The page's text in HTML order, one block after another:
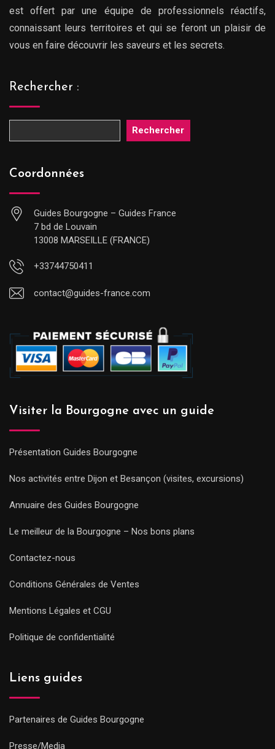
est offert par une équipe de professionnels réactifs,
connaissant leurs territoires et qui se feront un plaisir de
vous en faire découvrir les saveurs et les secrets.
Rechercher :
Rechercher
Coordonnées
Guides Bourgogne – Guides France
7 bd de Louvain
13008 MARSEILLE (FRANCE)
+33744750411
contact@guides-france.com
Visiter la Bourgogne avec un guide
Présentation Guides Bourgogne
Nos activités entre Dijon et Besançon (visites, excursions)
Annuaire des Guides Bourgogne
Le meilleur de la Bourgogne – Nos bons plans
Contactez-nous
Conditions Générales de Ventes
Mentions Légales et CGU
Politique de confidentialité
Liens guides
Partenaires de Guides Bourgogne
Presse/Media